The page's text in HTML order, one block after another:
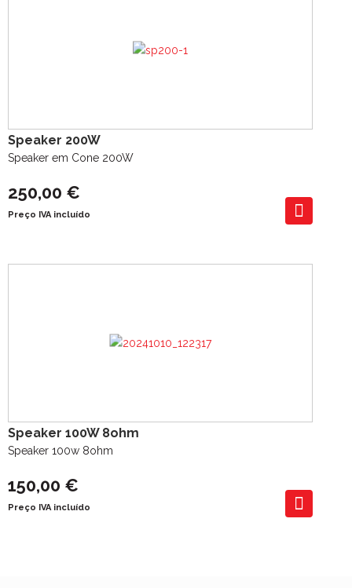
Speaker 200W
Speaker em Cone 200W
250,00 €
Preço IVA incluído
Speaker 100W 8ohm
Speaker 100w 8ohm
150,00 €
Preço IVA incluído